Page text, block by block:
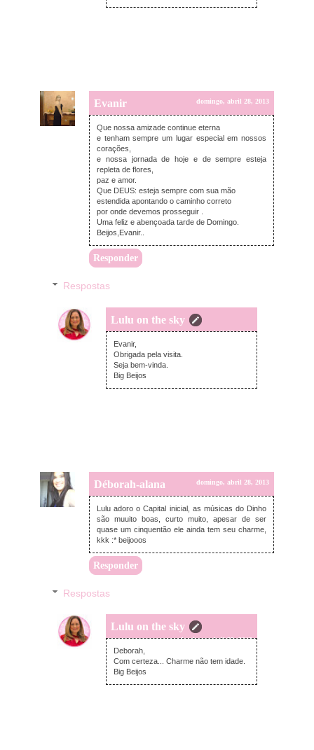
Evanir domingo, abril 28, 2013
Que nossa amizade continue eterna
e tenham sempre um lugar especial em nossos
corações,
e nossa jornada de hoje e de sempre esteja
repleta de flores,
paz e amor.
Que DEUS: esteja sempre com sua mão
estendida apontando o caminho correto
por onde devemos prosseguir .
Uma feliz e abençoada tarde de Domingo.
Beijos,Evanir..
Responder
Respostas
Lulu on the sky
domingo, abril 28, 2013
Evanir,
Obrigada pela visita.
Seja bem-vinda.
Big Beijos
Déborah-alana domingo, abril 28, 2013
Lulu adoro o Capital inicial, as músicas do Dinho
são muuito boas, curto muito, apesar de ser
quase um cinquentão ele ainda tem seu charme,
kkk :* beijooos
Responder
Respostas
Lulu on the sky
domingo, abril 28, 2013
Deborah,
Com certeza... Charme não tem idade.
Big Beijos